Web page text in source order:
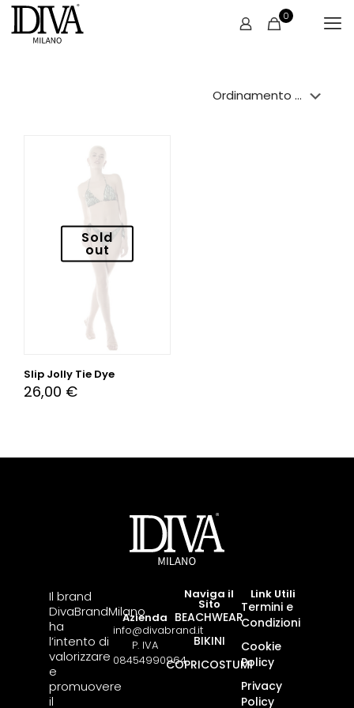
0
Sold
out
Slip Jolly Tie Dye
26,00 €
Il brand
DivaBrandMilano
ha
l’intento di
valorizzare
e
promuovere
il
Azienda
info@divabrand.it
P. IVA
08454990964
Naviga il
Sito
BEACHWEAR
BIKINI
COPRICOSTUMI
Link Utili
Termini e
Condizioni
Cookie
Policy
Privacy
Policy